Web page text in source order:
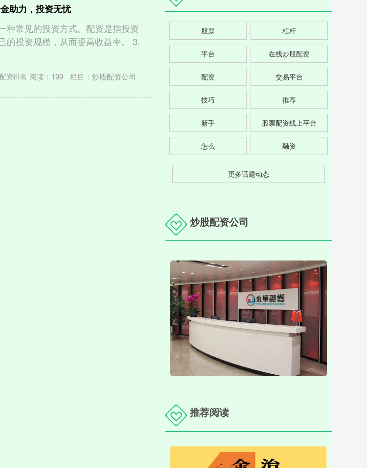
助力，投资无忧
种常见的投资方式。配资是指投资
的投资规模，从而提高收益率。 3.
资排名 阅读： 199 栏目： 炒股配资公司
股票 杠杆
平台 在线炒股配资
配资 交易平台
技巧 推荐
新手 股票配资线上平台
怎么 融资
更多话题动态
炒股配资公司
推荐阅读